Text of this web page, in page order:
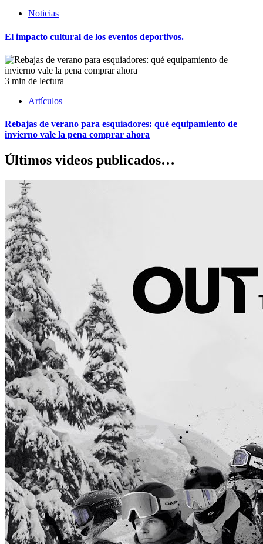
Noticias
El impacto cultural de los eventos deportivos.
3 min de lectura
Artículos
Rebajas de verano para esquiadores: qué equipamiento de
invierno vale la pena comprar ahora
Últimos videos publicados…